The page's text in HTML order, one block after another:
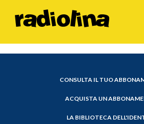
CONSULTA IL TUO
ACQUISTA UN
LA BIBLIOTECA